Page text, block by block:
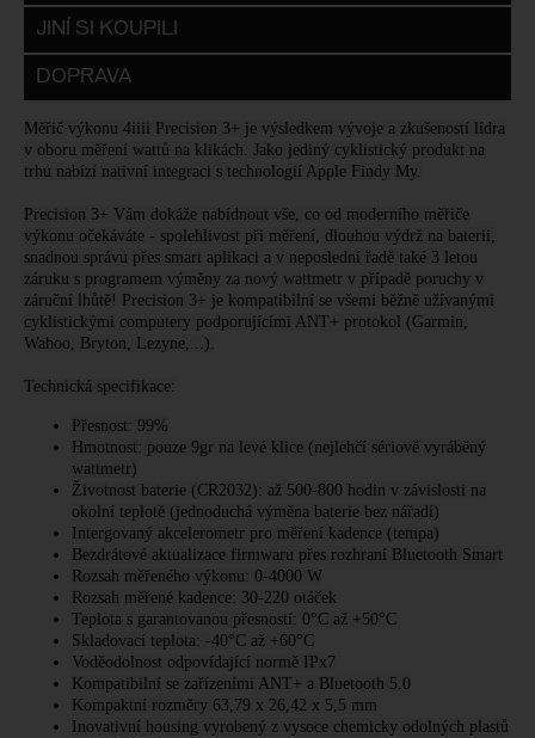
JINÍ SI KOUPILI
DOPRAVA
Měřič výkonu 4iiii Precision 3+ je výsledkem vývoje a zkušeností lídra
v oboru měření wattů na klikách. Jako jediný cyklistický produkt na
trhu nabízí nativní integraci s technologií Apple Findy My.
Precision 3+ Vám dokáže nabídnout vše, co od moderního měřiče
výkonu očekáváte - spolehlivost při měření, dlouhou výdrž na baterii,
snadnou správu přes smart aplikaci a v neposlední řadě také 3 letou
záruku s programem výměny za nový wattmetr v případě poruchy v
záruční lhůtě! Precision 3+ je kompatibilní se všemi běžně užívanými
cyklistickými computery podporujícími ANT+ protokol (Garmin,
Wahoo, Bryton, Lezyne,...).
Technická specifikace:
Přesnost: 99%
Hmotnost: pouze 9gr na levé klice (nejlehčí sériově vyráběný
wattmetr)
Životnost baterie (CR2032): až 500-800 hodin v závislosti na
okolní teplotě (jednoduchá výměna baterie bez nářadí)
Intergovaný akcelerometr pro měření kadence (tempa)
Bezdrátové aktualizace firmwaru přes rozhraní Bluetooth Smart
Rozsah měřeného výkonu: 0-4000 W
Rozsah měřené kadence: 30-220 otáček
Teplota s garantovanou přesností: 0°C až +50°C
Skladovací teplota: -40°C až +60°C
Voděodolnost odpovídající normě IPx7
Kompatibilní se zařízeními ANT+ a Bluetooth 5.0
Kompaktní rozměry 63,79 x 26,42 x 5,5 mm
Inovativní housing vyrobený z vysoce chemicky odolných plastů